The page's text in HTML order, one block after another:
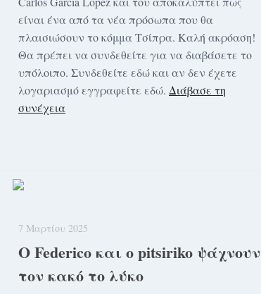
είναι ένα από τα νέα πρόσωπα που θα
πλαισιώσουν το κόμμα Τσίπρα. Καλή ακρόαση!
Θα πρέπει να συνδεθείτε για να διαβάσετε το
υπόλοιπο. Συνδεθείτε εδώ και αν δεν έχετε
λογαριασμό εγγραφείτε εδώ. Διάβασε τη
συνέχεια
7 Μαρτίου 2025
Ο Federico και ο pitsiriko ψάχνουν
τον κακό το λύκο